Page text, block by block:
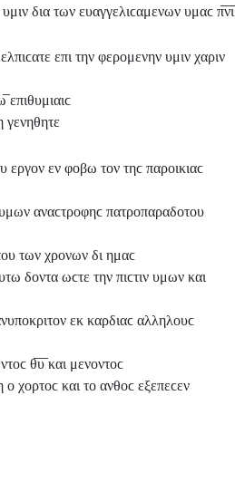
δια των ευαγγελιϲαμενων υμαϲ π̅ν̅ι̅
επι την φερομενην υμιν χαριν
επιθυμιαιϲ
γενηθητε
εργον εν φοβω τον τηϲ παροικιαϲ
αναϲτροφηϲ πατροπαραδοτου
των χρονων δι ημαϲ
δοντα ωϲτε την πιϲτιν υμων και
εκ καρδιαϲ αλληλουϲ
θ̅υ̅ και μενοντοϲ
χορτοϲ και το ανθοϲ εξεπεϲεν